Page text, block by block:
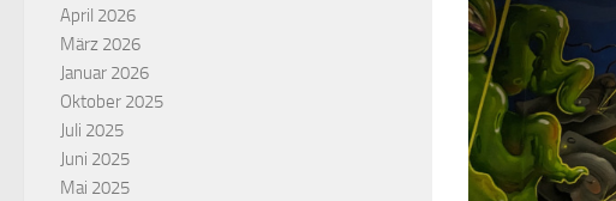
April 2026
März 2026
Januar 2026
Oktober 2025
Juli 2025
Juni 2025
Mai 2025